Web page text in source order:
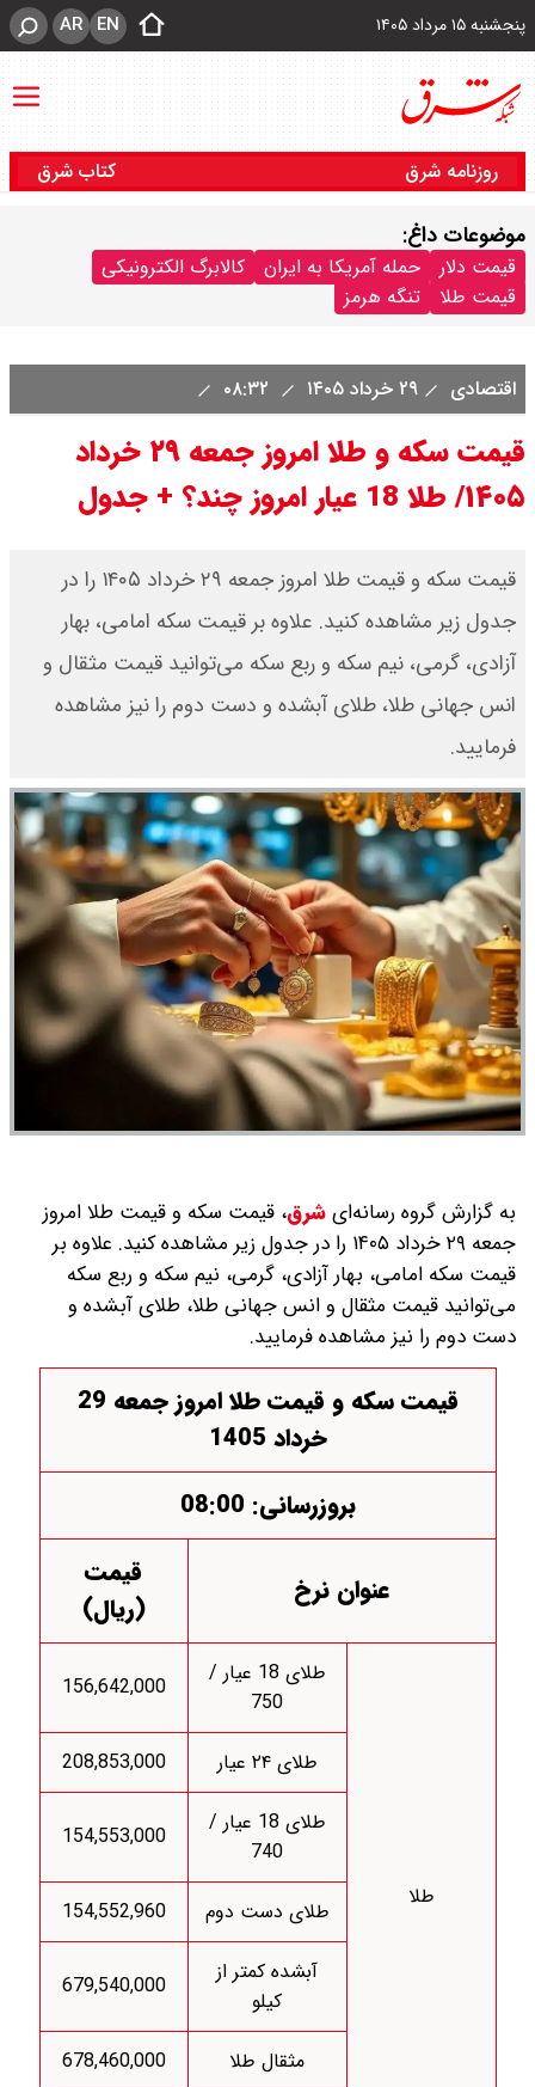
پنجشنبه ۱۵ مرداد ۱۴۰۵ EN
AR
روزنامه شرق کتاب شرق
موضوعات داغ:
قیمت دلار حمله آمریکا به ایران
کالابرگ الکترونیکی
قیمت طلا
تنگه هرمز
اقتصادی ۲۹ خرداد ۱۴۰۵
قیمت سکه و طلا امروز جمعه ۲۹ خرداد
۱۴۰۵/ طلا 18 عیار امروز چند؟ + جدول
قیمت سکه و قیمت طلا امروز جمعه ۲۹ خرداد ۱۴۰۵ را در
جدول زیر مشاهده کنید. علاوه بر قیمت سکه امامی، بهار
آزادی، گرمی، نیم سکه و ربع سکه می‌توانید قیمت مثقال و
انس جهانی طلا، طلای آبشده و دست دوم را نیز مشاهده
فرمایید.
به گزارش گروه رسانه‌ایشرق، قیمت سکه و قیمت طلا امروز
جمعه ۲۹ خرداد ۱۴۰۵ را در جدول زیر مشاهده کنید. علاوه بر
قیمت سکه امامی، بهار آزادی، گرمی، نیم سکه و ربع سکه
می‌توانید قیمت مثقال و انس جهانی طلا، طلای آبشده و
دست دوم را نیز مشاهده فرمایید.
قیمت سکه و قیمت طلا امروز جمعه 29
خرداد 1405
بروزرسانی: 08:00
عنوان نرخ
قیمت
(ریال)
طلا
طلای 18 عیار /
750
156,642,000
طلای ۲۴ عیار
208,853,000
طلای 18 عیار /
740
154,553,000
طلای دست دوم
154,552,960
آبشده کمتر از
کیلو
679,540,000
مثقال طلا
678,460,000